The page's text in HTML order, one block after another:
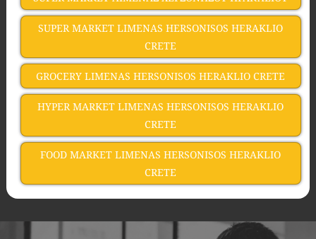
SUPER MARKET LIMENAS HERSONISOS HERAKLIO
CRETE
GROCERY LIMENAS HERSONISOS HERAKLIO CRETE
HYPER MARKET LIMENAS HERSONISOS HERAKLIO
CRETE
FOOD MARKET LIMENAS HERSONISOS HERAKLIO
CRETE